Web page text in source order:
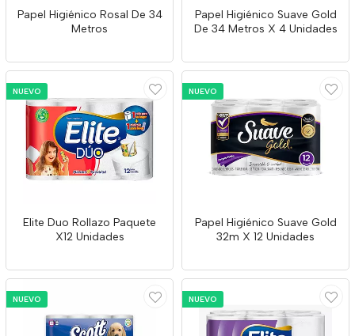
Papel Higiénico Rosal De 34
Metros
Papel Higiénico Suave Gold
De 34 Metros X 4 Unidades
NUEVO
Elite Duo Rollazo Paquete
X12 Unidades
NUEVO
Papel Higiénico Suave Gold
32m X 12 Unidades
NUEVO NUEVO